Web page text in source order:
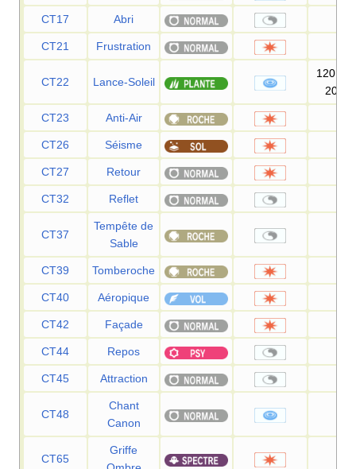
CT17 Abri
CT21 Frustration
CT22 Lance-Soleil
120S
200
CT23 Anti-Air
CT26 Séisme
CT27 Retour
CT32 Reflet
CT37
Tempête de
Sable
CT39 Tomberoche
CT40 Aéropique
CT42 Façade
CT44 Repos
CT45 Attraction
CT48
Chant
Canon
CT65
Griffe